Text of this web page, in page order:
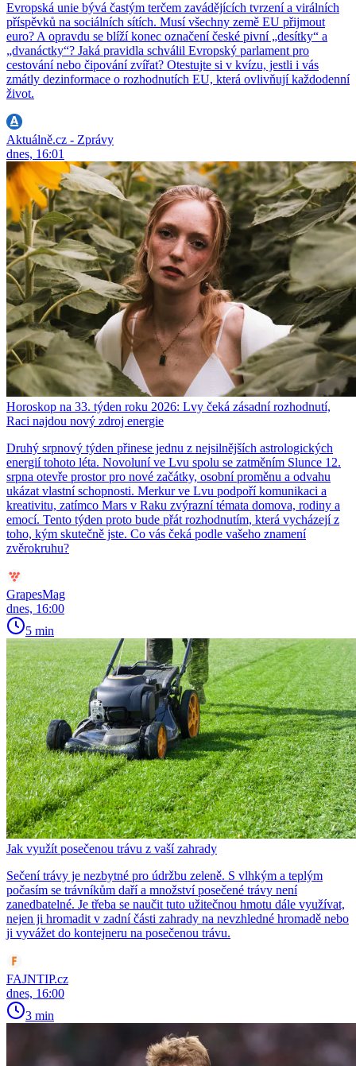
Evropská unie bývá častým terčem zavádějících tvrzení a virálních
příspěvků na sociálních sítích. Musí všechny země EU přijmout
euro? A opravdu se blíží konec označení české pivní „desítky“ a
„dvanáctky“? Jaká pravidla schválil Evropský parlament pro
cestování nebo čipování zvířat? Otestujte si v kvízu, jestli i vás
zmátly dezinformace o rozhodnutích EU, která ovlivňují každodenní
život.
Aktuálně.cz - Zprávy
dnes, 16:01
Horoskop na 33. týden roku 2026: Lvy čeká zásadní rozhodnutí,
Raci najdou nový zdroj energie
Druhý srpnový týden přinese jednu z nejsilnějších astrologických
energií tohoto léta. Novoluní ve Lvu spolu se zatměním Slunce 12.
srpna otevře prostor pro nové začátky, osobní proměnu a odvahu
ukázat vlastní schopnosti. Merkur ve Lvu podpoří komunikaci a
kreativitu, zatímco Mars v Raku zvýrazní témata domova, rodiny a
emocí. Tento týden proto bude přát rozhodnutím, která vycházejí z
toho, kým skutečně jste. Co vás čeká podle vašeho znamení
zvěrokruhu?
GrapesMag
dnes, 16:00
5 min
Jak využít posečenou trávu z vaší zahrady
Sečení trávy je nezbytné pro údržbu zeleně. S vlhkým a teplým
počasím se trávníkům daří a množství posečené trávy není
zanedbatelné. Je třeba se naučit tuto užitečnou hmotu dále využívat,
nejen ji hromadit v zadní části zahrady na nevzhledné hromadě nebo
ji vyvážet do kontejneru na posečenou trávu.
FAJNTIP.cz
dnes, 16:00
3 min